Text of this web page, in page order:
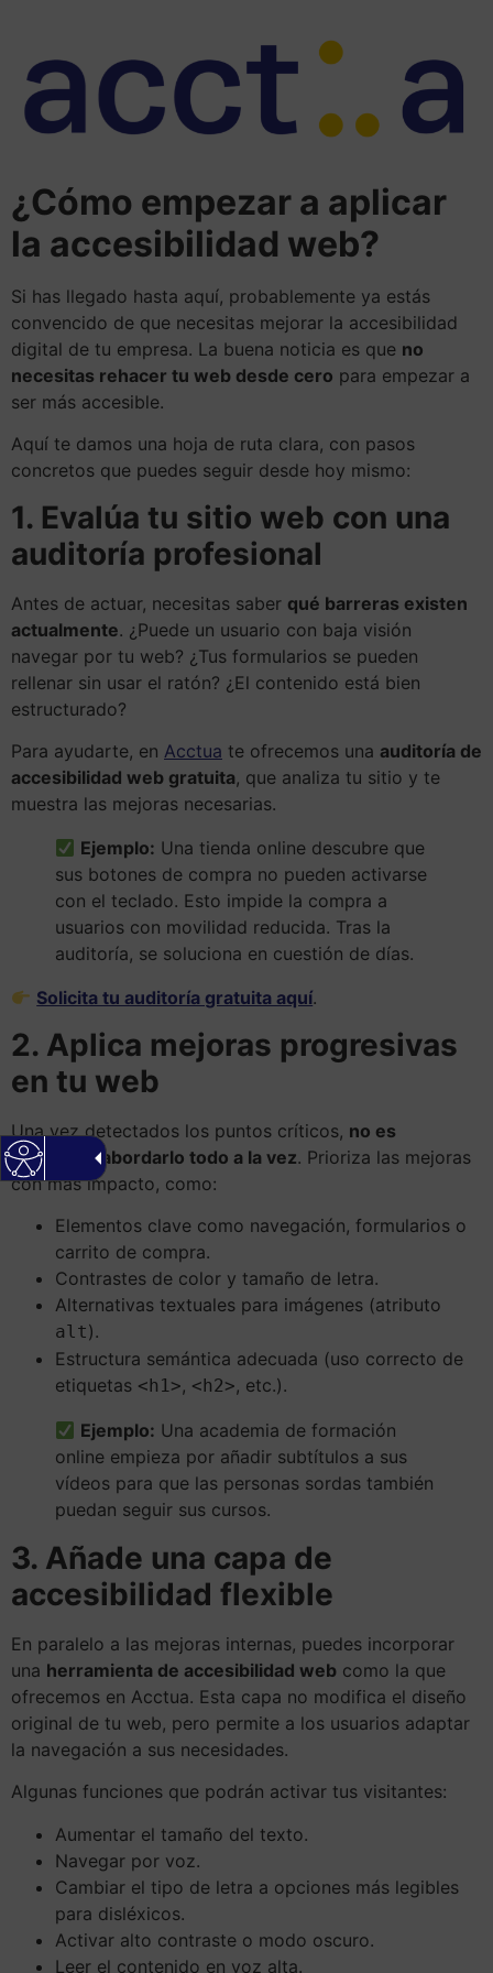
¿Cómo empezar a aplicar
la accesibilidad web?
Si has llegado hasta aquí, probablemente ya estás
convencido de que necesitas mejorar la accesibilidad
digital de tu empresa. La buena noticia es que no
necesitas rehacer tu web desde cero para empezar a
ser más accesible.
Aquí te damos una hoja de ruta clara, con pasos
concretos que puedes seguir desde hoy mismo:
1. Evalúa tu sitio web con una
auditoría profesional
Antes de actuar, necesitas saber qué barreras existen
actualmente. ¿Puede un usuario con baja visión
navegar por tu web? ¿Tus formularios se pueden
rellenar sin usar el ratón? ¿El contenido está bien
estructurado?
Para ayudarte, en Acctua te ofrecemos una auditoría de
accesibilidad web gratuita, que analiza tu sitio y te
muestra las mejoras necesarias.
Ejemplo: Una tienda online descubre que
sus botones de compra no pueden activarse
con el teclado. Esto impide la compra a
usuarios con movilidad reducida. Tras la
auditoría, se soluciona en cuestión de días.
Solicita tu auditoría gratuita aquí.
2. Aplica mejoras progresivas
en tu web
Una vez detectados los puntos críticos, no es
necesario abordarlo todo a la vez. Prioriza las mejoras
con más impacto, como:
Elementos clave como navegación, formularios o
carrito de compra.
Contrastes de color y tamaño de letra.
Alternativas textuales para imágenes (atributo
alt).
Estructura semántica adecuada (uso correcto de
etiquetas <h1>, <h2>, etc.).
Ejemplo: Una academia de formación
online empieza por añadir subtítulos a sus
vídeos para que las personas sordas también
puedan seguir sus cursos.
3. Añade una capa de
accesibilidad flexible
En paralelo a las mejoras internas, puedes incorporar
una herramienta de accesibilidad web como la que
ofrecemos en Acctua. Esta capa no modifica el diseño
original de tu web, pero permite a los usuarios adaptar
la navegación a sus necesidades.
Algunas funciones que podrán activar tus visitantes:
Aumentar el tamaño del texto.
Navegar por voz.
Cambiar el tipo de letra a opciones más legibles
para disléxicos.
Activar alto contraste o modo oscuro.
Leer el contenido en voz alta.